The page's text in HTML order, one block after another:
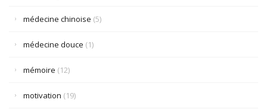
médecine chinoise (5)
médecine douce (1)
mémoire (12)
motivation (19)